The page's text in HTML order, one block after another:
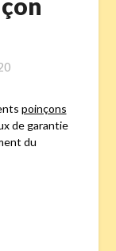
poinçons
de garantie
du